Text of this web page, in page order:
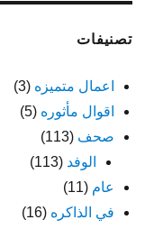
تصنيفات
اعمال متميزه (3)
اقوال مأثوره (5)
صحف (113)
الوفد (113)
عام (11)
في الذاكره (16)